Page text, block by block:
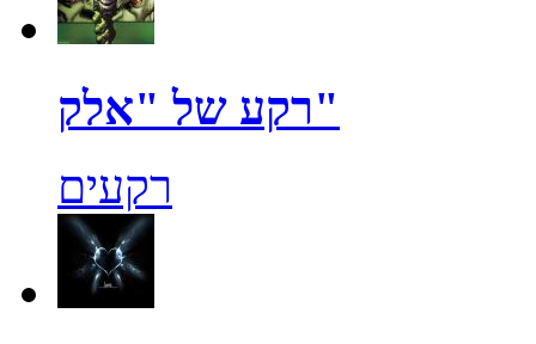
רקע של "אלק"
רקעים